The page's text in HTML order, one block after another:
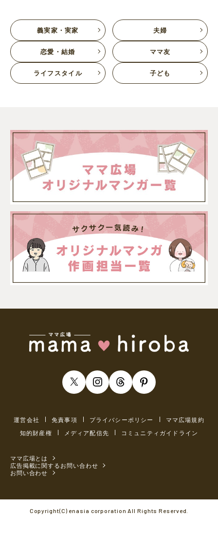
義実家・実家 夫婦
恋愛・結婚 ママ友
ライフスタイル 子ども
運営会社 免責事項 プライバシーポリシー
ママ広場規約
知的財産権
メディア配信先 コミュニティガイドライン
ママ広場とは
広告掲載に関するお問い合わせ
お問い合わせ
Copyright(C) enasia corporation All Rights Reserved.